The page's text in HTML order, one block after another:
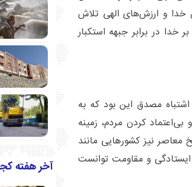
خدا و ارزش‌های الهی تلاش
خدا در برابر جبهه استکبار
سالروز کودتای ۲۸ مرداد ۱۳۳۲ گفت: اشتباه مصدق این بود که به
بی‌اعتماد کردن مردم، زمینه
نیز کشورهایی مانند
ایستادگی و مقاومت توانست
آخر هفته